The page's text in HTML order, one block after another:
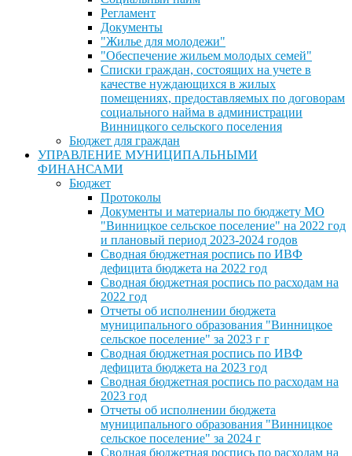
Регламент
Документы
"Жилье для молодежи"
"Обеспечение жильем молодых семей"
Списки граждан, состоящих на учете в
качестве нуждающихся в жилых
помещениях, предоставляемых по договорам
социального найма в администрации
Винницкого сельского поселения
Бюджет для граждан
УПРАВЛЕНИЕ МУНИЦИПАЛЬНЫМИ
ФИНАНСАМИ
Бюджет
Протоколы
Документы и материалы по бюджету МО
"Винницкое сельское поселение" на 2022 год
и плановый период 2023-2024 годов
Сводная бюджетная роспись по ИВФ
дефицита бюджета на 2022 год
Сводная бюджетная роспись по расходам на
2022 год
Отчеты об исполнении бюджета
муниципального образования "Винницкое
сельское поселение" за 2023 г г
Сводная бюджетная роспись по ИВФ
дефицита бюджета на 2023 год
Сводная бюджетная роспись по расходам на
2023 год
Отчеты об исполнении бюджета
муниципального образования "Винницкое
сельское поселение" за 2024 г
Сводная бюджетная роспись по расходам на